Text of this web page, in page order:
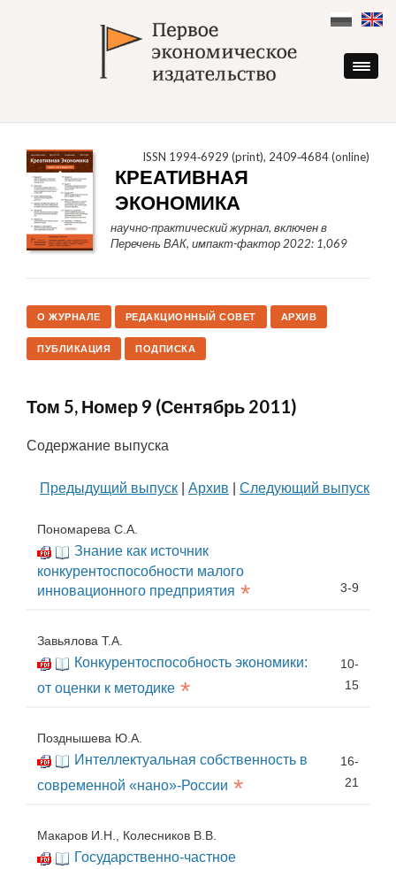
content
ISSN 1994‑6929 (print), 2409‑4684 (online)
КРЕАТИВНАЯ
ЭКОНОМИКА
научно-практический журнал, включен в
Перечень ВАК, импакт-фактор 2022: 1,069
О ЖУРНАЛЕ РЕДАКЦИОННЫЙ СОВЕТ АРХИВ
ПУБЛИКАЦИЯ ПОДПИСКА
Том 5, Номер 9 (Сентябрь 2011)
Содержание выпуска
Предыдущий выпуск Архив Следующий выпуск
Пономарева С.А.
Знание как источник
конкурентоспособности малого
инновационного предприятия * 3-9
Завьялова Т.А.
Конкурентоспособность экономики:
от оценки к методике *
10-
15
Позднышева Ю.А.
Интеллектуальная собственность в
современной «нано»-России *
16-
21
Макаров И.Н., Колесников В.В.
Государственно-частное